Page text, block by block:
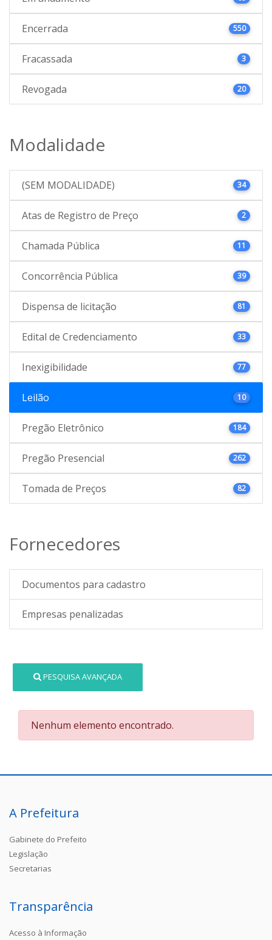
Encerrada 550
Fracassada 3
Revogada 20
Modalidade
(SEM MODALIDADE) 34
Atas de Registro de Preço 2
Chamada Pública 11
Concorrência Pública 39
Dispensa de licitação 81
Edital de Credenciamento 33
Inexigibilidade 77
Leilão 10
Pregão Eletrônico 184
Pregão Presencial 262
Tomada de Preços 82
Fornecedores
Documentos para cadastro
Empresas penalizadas
PESQUISA AVANÇADA
Nenhum elemento encontrado.
A Prefeitura
Gabinete do Prefeito
Legislação
Secretarias
Transparência
Acesso à Informação